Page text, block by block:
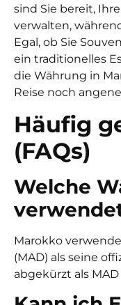
sind Sie bereit,
verwalten,
Egal, ob Sie
ein traditionelles
die Währung in
Reise noch
Häufig
(FAQs)
Welche
Marokko
(MAD) als seine
abgekürzt als MAD